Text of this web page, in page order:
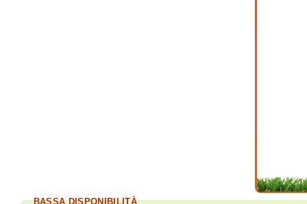
BASSA DISPONIBILITÀ